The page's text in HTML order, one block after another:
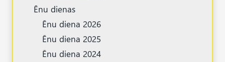
Ēnu dienas
Ēnu diena 2026
Ēnu diena 2025
Ēnu diena 2024